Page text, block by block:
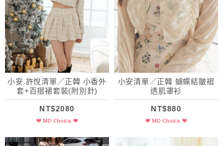
小安.許悅清單／正韓 小香外
套+百摺裙套裝(附別針)
NT$2080
小安清單／正韓 蝴蝶結皺褶
透肌罩衫
NT$880